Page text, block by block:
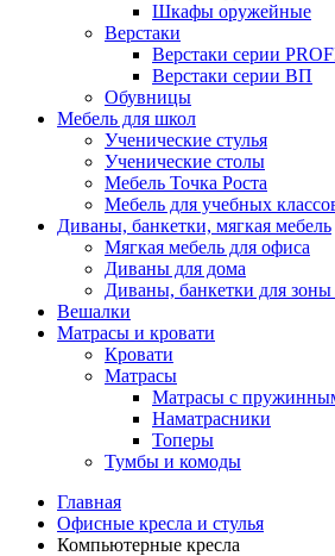
Шкафы оружейные
Верстаки
Верстаки серии
Верстаки серии ВП
Обувницы
Мебель для школ
Ученические стулья
Ученические столы
Мебель Точка Роста
Мебель для учебных
Диваны, банкетки, мягкая мебель
Мягкая мебель для офиса
Диваны для дома
Диваны, банкетки для
Вешалки
Матрасы и кровати
Кровати
Матрасы
Матрасы с
Наматрасники
Топеры
Тумбы и комоды
Главная
Офисные кресла и стулья
Компьютерные кресла